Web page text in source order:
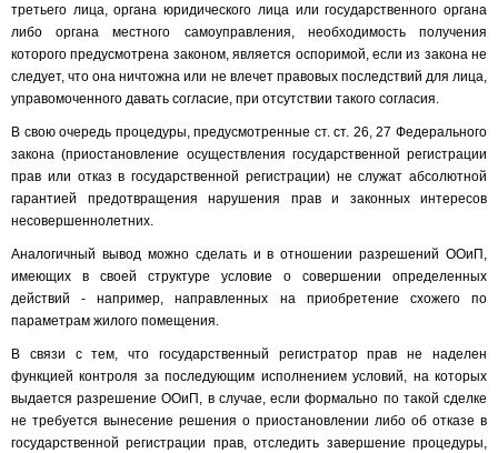
третьего лица, органа юридического лица или государственного органа
либо органа местного самоуправления, необходимость получения
которого предусмотрена законом, является оспоримой, если из закона не
следует, что она ничтожна или не влечет правовых последствий для лица,
управомоченного давать согласие, при отсутствии такого согласия.
В свою очередь процедуры, предусмотренные ст. ст. 26, 27 Федерального
закона (приостановление осуществления государственной регистрации
прав или отказ в государственной регистрации) не служат абсолютной
гарантией предотвращения нарушения прав и законных интересов
несовершеннолетних.
Аналогичный вывод можно сделать и в отношении разрешений ООиП,
имеющих в своей структуре условие о совершении определенных
действий - например, направленных на приобретение схожего по
параметрам жилого помещения.
В связи с тем, что государственный регистратор прав не наделен
функцией контроля за последующим исполнением условий, на которых
выдается разрешение ООиП, в случае, если формально по такой сделке
не требуется вынесение решения о приостановлении либо об отказе в
государственной регистрации прав, отследить завершение процедуры,